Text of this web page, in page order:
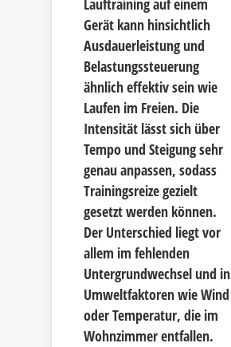
Lauftraining auf einem
Gerät kann hinsichtlich
Ausdauerleistung und
Belastungssteuerung
ähnlich effektiv sein wie
Laufen im Freien. Die
Intensität lässt sich über
Tempo und Steigung sehr
genau anpassen, sodass
Trainingsreize gezielt
gesetzt werden können.
Der Unterschied liegt vor
allem im fehlenden
Untergrundwechsel und in
Umweltfaktoren wie Wind
oder Temperatur, die im
Wohnzimmer entfallen.